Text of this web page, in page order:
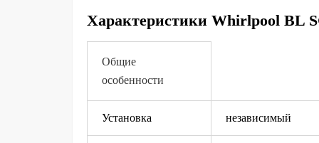
Характеристики Whirlpool BL
Общие
особенности
Установка независимый